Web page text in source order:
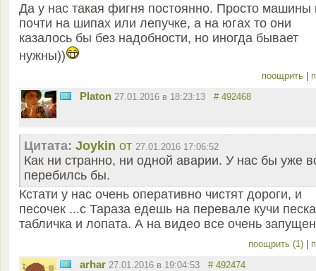
Да у нас такая фигня постоянно. Просто машины
почти на шипах или лепучке, а на югах то они
казалось бы без надобности, но иногда бывает
нужны))
поощрить |
Platon 27.01.2016 в 18:23:13 # 492468
Цитата: Joykin от 27.01.2016 17:06:52
Как ни странно, ни одной аварии. У нас бы уже
перебилсь бы.
Кстати у нас очень оперативно чистят дороги, и
песочек ...с Тараза едешь на перевале кучи
табличка и лопата. А на видео все очень
поощрить (1) |
arhar 27.01.2016 в 19:04:53 # 492474